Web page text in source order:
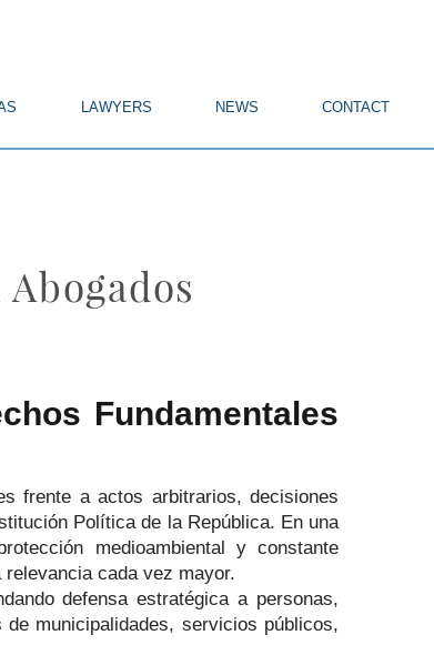
LAWYERS NEWS CONTACT
Fundamentales
frente a actos arbitrarios, decisiones
Política de la República. En una
medioambiental y constante
cada vez mayor.
defensa estratégica a personas,
municipalidades, servicios públicos,